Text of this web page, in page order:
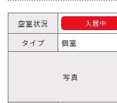
空室状況 入居中
タイプ
個室
写真